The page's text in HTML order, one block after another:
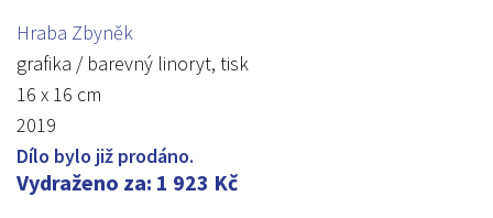
Hraba Zbyněk
grafika / barevný linoryt, tisk
16 x 16 cm
2019
Dílo bylo již prodáno.
Vydraženo za: 1 923 Kč